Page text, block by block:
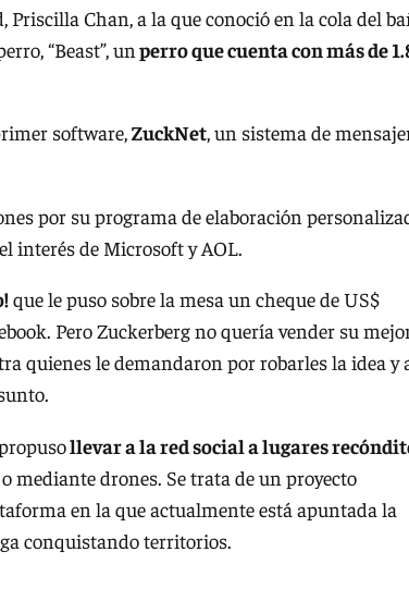
Priscilla Chan, a la que conoció en la cola del
“Beast”, un perro que cuenta con más de
software,ZuckNet, un sistema de
por su programa de elaboración
interés de Microsoft y AOL.
que le puso sobre la mesa un cheque de US$
Pero Zuckerberg no quería vender su
quienes le demandaron por robarles la idea y
llevar a la red social a lugares
mediante drones. Se trata de un proyecto
en la que actualmente está apuntada la
conquistando territorios.